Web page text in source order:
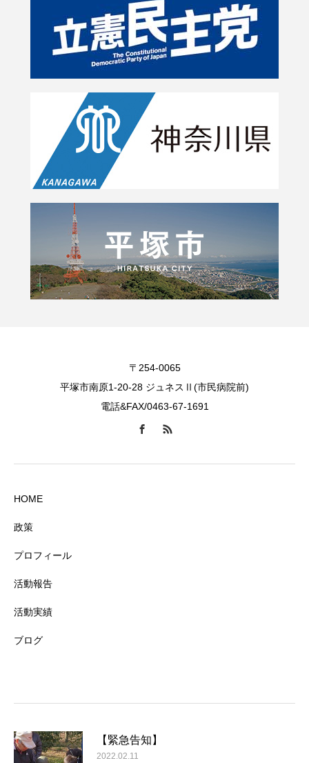
〒254-0065
平塚市南原1-20-28 ジュネスⅡ(市民病院前)
電話&FAX/0463-67-1691
HOME
政策
プロフィール
活動報告
活動実績
ブログ
【緊急告知】
2022.02.11